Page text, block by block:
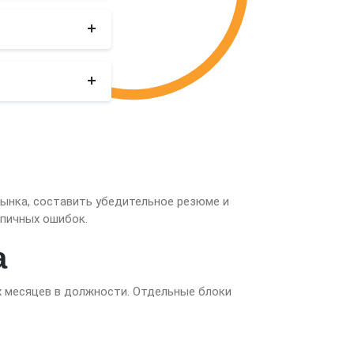
составить убедительное резюме и
ошибок.
в должности. Отдельные блоки